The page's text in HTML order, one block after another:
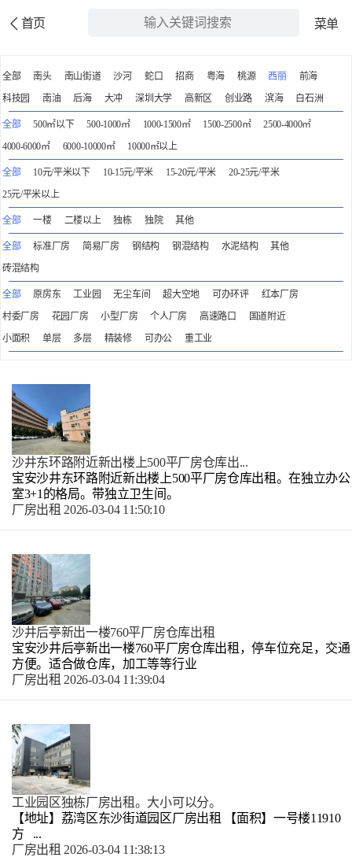
首页 菜单
全部 南头 南山街道 沙河 蛇口 招商 粤海 桃源 西丽
前海
科技园
南油 后海 大冲 深圳大学 高新区 创业路 滨海 白石洲
全部 500㎡以下 500-1000㎡ 1000-1500㎡ 1500-2500㎡
2500-4000㎡
4000-6000㎡
6000-10000㎡ 10000㎡以上
全部 10元/平米以下 10-15元/平米 15-20元/平米
20-25元/平米
25元/平米以上
全部 一楼 二楼以上 独栋 独院 其他
全部 标准厂房 简易厂房 钢结构 钢混结构 水泥结构
其他
砖混结构
全部 原房东 工业园 无尘车间 超大空地 可办环评
红本厂房
村委厂房
花园厂房 小型厂房 个人厂房 高速路口
国道附近
小面积
单层 多层 精装修 可办公 重工业
沙井东环路附近新出楼上500平厂房仓库出...
宝安沙井东环路附近新出楼上500平厂房仓库出租。在独立办公
室3+1的格局。带独立卫生间。
厂房出租 2026-03-04 11:50:10
沙井后亭新出一楼760平厂房仓库出租
宝安沙井后亭新出一楼760平厂房仓库出租，停车位充足，交通
方便。适合做仓库，加工等等行业
厂房出租 2026-03-04 11:39:04
工业园区独栋厂房出租。大小可以分。
【地址】荔湾区东沙街道园区厂房出租 【面积】一号楼11910
方 ...
厂房出租 2026-03-04 11:38:13